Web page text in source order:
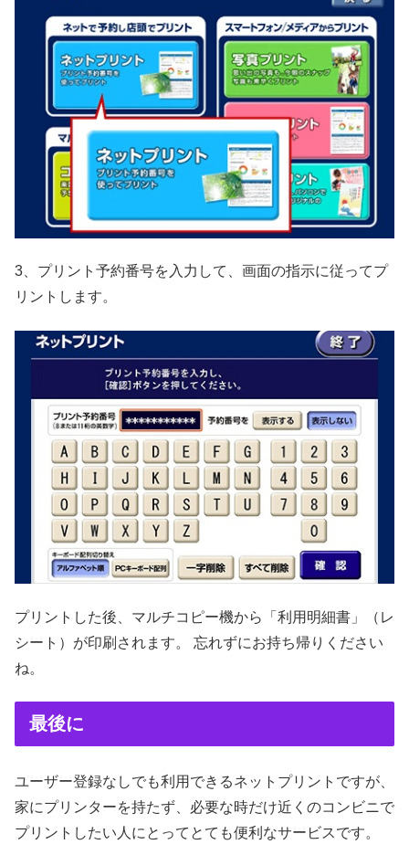
3、プリント予約番号を入力して、画面の指示に従ってプ
リントします。
プリントした後、マルチコピー機から「利用明細書」（レ
シート）が印刷されます。 忘れずにお持ち帰りください
ね。
最後に
ユーザー登録なしでも利用できるネットプリントですが、
家にプリンターを持たず、必要な時だけ近くのコンビニで
プリントしたい人にとってとても便利なサービスです。